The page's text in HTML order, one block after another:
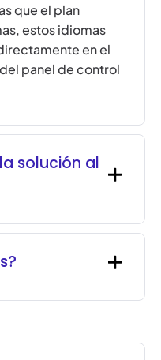
que el plan
estos idiomas
en el
panel de control
solución al